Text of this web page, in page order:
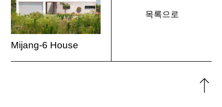
Mijang-6 House
목록으로
위로